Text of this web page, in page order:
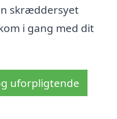
skræddersyet
i gang med dit
uforpligtende